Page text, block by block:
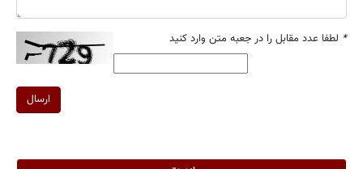
* لطفا عدد مقابل را در جعبه متن وارد کنید
ارسال